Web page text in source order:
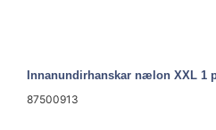
Innanundirhanskar nælon XXL 1
87500913